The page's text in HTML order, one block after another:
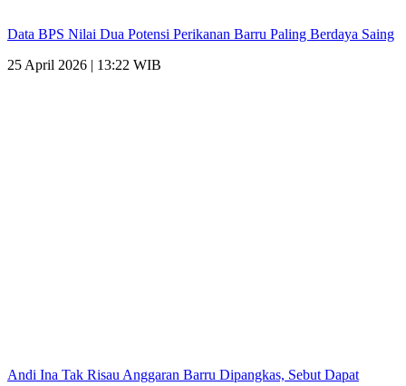
Data BPS Nilai Dua Potensi Perikanan Barru Paling Berdaya Saing
25 April 2026 | 13:22 WIB
Andi Ina Tak Risau Anggaran Barru Dipangkas, Sebut Dapat